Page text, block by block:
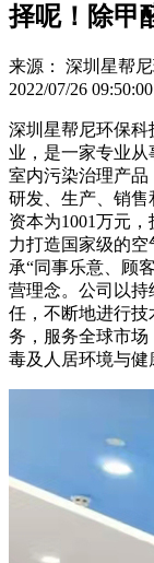
择呢！除甲
来源： 深圳星帮
2022/07/26 09:50:00
深圳星帮尼环保
业，是一家专业
室内污染治理产
研发、生产、销
资本为1001万元
力打造国家级的
承“同事乐意、顾
营理念。公司以持
任，不断地进行技
务，服务全球市
毒及人居环境与健